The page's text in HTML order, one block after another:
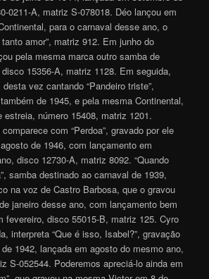
0211-A, matriz S-078018. Déo lançou em
para o carnaval desse ano, o
amor”, matriz 912. Em junho do
pela mesma marca outro samba de
disco 15356-A, matriz 1128. Em seguida,
vez cantando “Pandeiro triste”,
de 1945, e pela mesma Continental,
estreia, número 15408, matriz 1201.
com “Perdoa”, gravado por ele
de 1946, com lançamento em
disco 12730-A, matriz 8092. “Quando
samba destinado ao carnaval de 1939,
na voz de Castro Barbosa, que o gravou
janeiro desse ano, com lançamento bem
fevereiro, disco 55015-B, matriz 125. Cyro
interpreta “Que é isso, Isabel?”, gravação
1942, lançada em agosto do mesmo ano,
S-052544. Poderemos apreciá-lo ainda em